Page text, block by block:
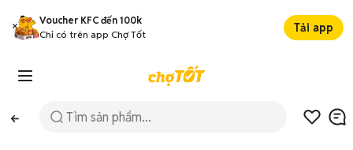
Voucher KFC đến 100k
Chỉ có trên app Chợ Tốt
Tải app